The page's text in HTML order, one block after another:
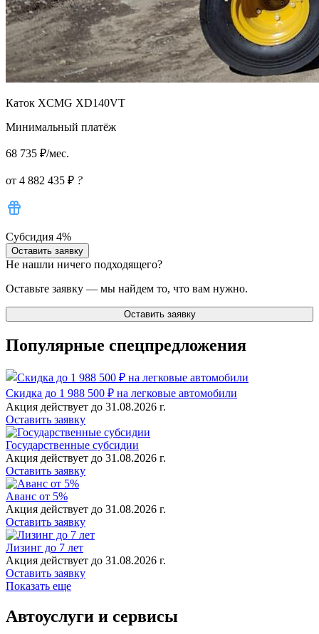
Каток XCMG XD140VT
Минимальный платёж
68 735 ₽/мес.
от 4 882 435 ₽ ?
Субсидия 4%
Оставить заявку
Не нашли ничего подходящего?
Оставьте заявку — мы найдем то, что вам нужно.
Оставить заявку
Популярные спецпредложения
Скидка до 1 988 500 ₽ на легковые автомобили
Акция действует до 31.08.2026 г.
Оставить заявку
Государственные субсидии
Акция действует до 31.08.2026 г.
Оставить заявку
Аванс от 5%
Акция действует до 31.08.2026 г.
Оставить заявку
Лизинг до 7 лет
Акция действует до 31.08.2026 г.
Оставить заявку
Показать еще
Автоуслуги и сервисы